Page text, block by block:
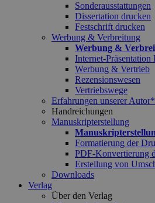
Sonderausstattungen
Dissertation drucken
Festschrift drucken
Werbung & Verbreitung
Werbung &
Internet-Präsentation
Werbung & Vertrieb
Rezensionswesen
Vertriebswege
Erfahrungen unserer
Handreichungen
Manuskripterstellung
Formatierung der
PDF-Konvertierung
Erstellung von
Downloads
Verlag
Über den Verlag